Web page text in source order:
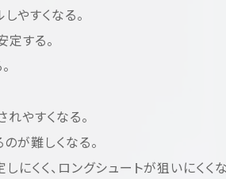
やすくなる。
する。
やすくなる。
が難しくなる。
くく、ロングシュートが狙いにくく